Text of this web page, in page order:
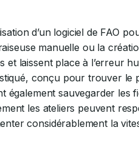
d’un logiciel de FAO
manuelle ou la
et laissent place à l’erreur
conçu pour trouver le
également sauvegarder les
les ateliers peuvent
considérablement la